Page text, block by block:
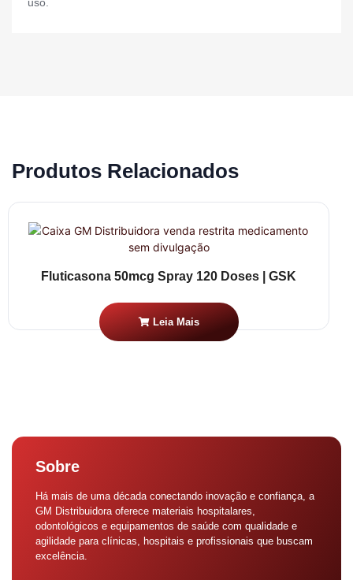
uso.
Produtos Relacionados
Fluticasona 50mcg Spray 120 Doses | GSK
Leia Mais
Sobre
Há mais de uma década conectando inovação e confiança, a
GM Distribuidora oferece materiais hospitalares,
odontológicos e equipamentos de saúde com qualidade e
agilidade para clínicas, hospitais e profissionais que buscam
excelência.